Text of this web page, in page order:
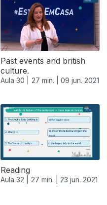
Past events and british
culture.
Aula 30 | 27 min. | 09 jun. 2021
Reading
Aula 32 | 27 min. | 23 jun. 2021